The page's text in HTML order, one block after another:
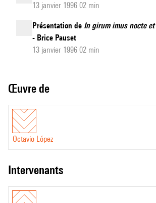
13 janvier 1996 02 min
Présentation de In girum imus nocte
- Brice Pauset
13 janvier 1996 02 min
Œuvre de
Octavio López
intervenants